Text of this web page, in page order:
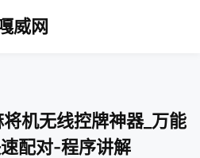
威网
机无线控牌神器_万能
配对-程序讲解